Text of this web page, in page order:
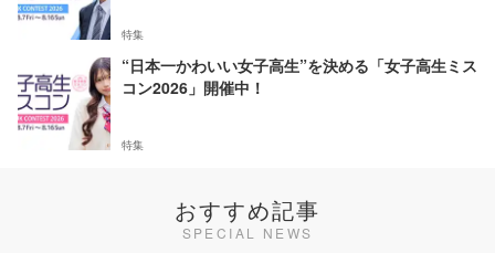
特集
“日本一かわいい女子高生”を決める「女子高生ミス
コン2026」開催中！
特集
おすすめ記事
SPECIAL NEWS